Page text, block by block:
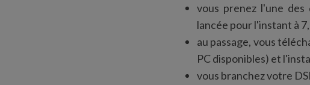
vous prenez l'une des
lancée pour l'instant à
au passage, vous
PC disponibles) et
vous branchez votre